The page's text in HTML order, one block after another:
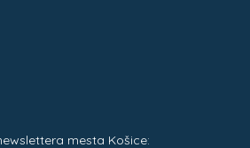
mesta Košice: